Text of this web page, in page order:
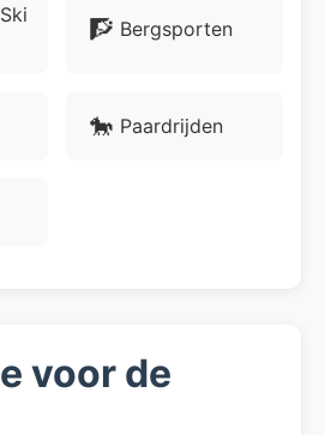
🧗 Bergsporten
🐎 Paardrijden
voor de